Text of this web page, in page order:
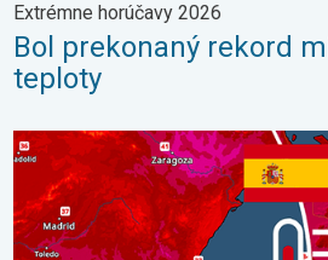
Extrémne horúčavy 2026
Bol prekonaný rekord
teploty
V južnej Európe vrcholia ďalšie